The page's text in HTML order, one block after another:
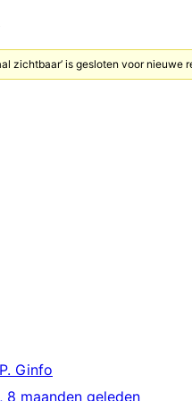
zichtbaar’ is gesloten voor nieuwe
Ginfo
8 maanden geleden